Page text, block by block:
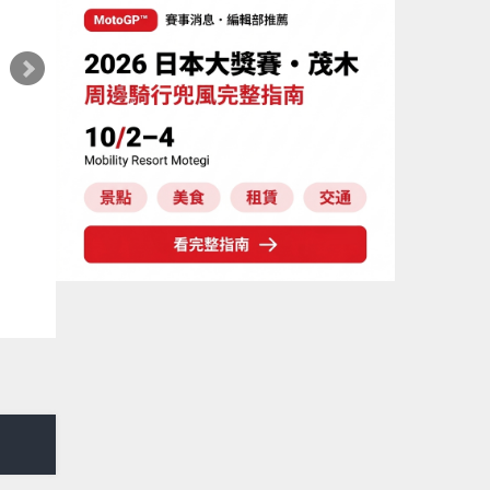
編輯部推薦 車輛改裝零件
最新 Monkey 125 人氣TOP10改裝
輯｜YOSHIMURA合法認證排氣管、
後避震、OVER Racing防倒球